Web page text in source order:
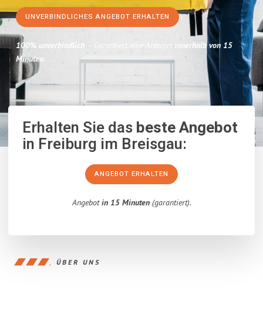
UNVERBINDLICHES ANGEBOT ERHALTEN
100% unverbindlich – Garantiert eine Antwort innerhalb von 15
Minuten.
Erhalten Sie dasbeste Angebot
in Freiburg im Breisgau:
ANGEBOT ERHALTEN
Angebotin 15 Minuten(garantiert).
ÜBER UNS